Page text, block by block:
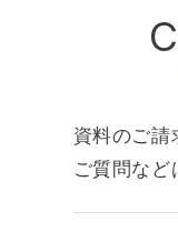
資料のご請
ご質問など